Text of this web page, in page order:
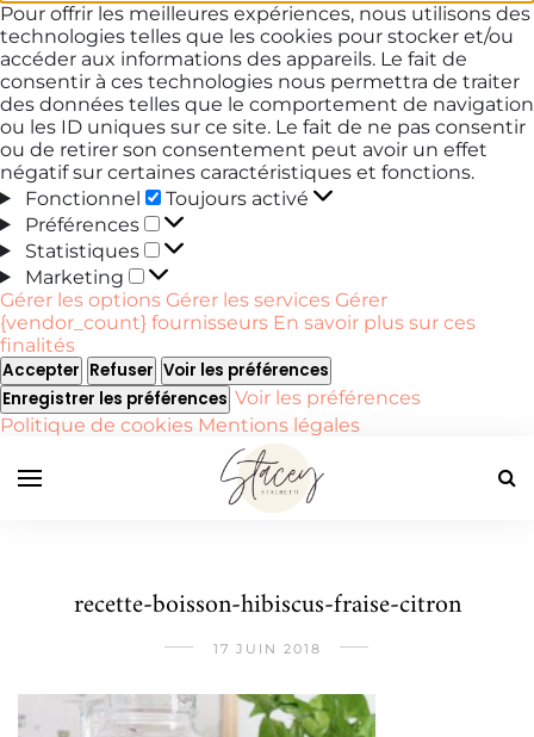
Pour offrir les meilleures expériences, nous utilisons des
technologies telles que les cookies pour stocker et/ou
accéder aux informations des appareils. Le fait de
consentir à ces technologies nous permettra de traiter
des données telles que le comportement de navigation
ou les ID uniques sur ce site. Le fait de ne pas consentir
ou de retirer son consentement peut avoir un effet
négatif sur certaines caractéristiques et fonctions.
Fonctionnel
Fonctionnel
Toujours activé
Préférences
Préférences
Statistiques
Statistiques
Marketing
Marketing
Gérer les options Gérer les services Gérer
{vendor_count} fournisseurs En savoir plus sur ces
finalités
Accepter Refuser Voir les préférences
Enregistrer les préférences Voir les préférences
Politique de cookies Mentions légales
recette-boisson-hibiscus-fraise-citron
17 JUIN 2018